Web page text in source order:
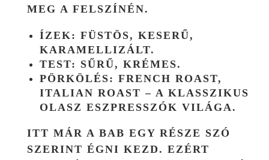
MEG A FELSZÍNÉN.
ÍZEK: FÜSTÖS, KESERŰ,
KARAMELLIZÁLT.
TEST: SŰRŰ, KRÉMES.
PÖRKÖLÉS: FRENCH ROAST,
ITALIAN ROAST – A KLASSZIKUS
OLASZ ESZPRESSZÓK VILÁGA.
ITT MÁR A BAB EGY RÉSZE SZÓ
SZERINT ÉGNI KEZD. EZÉRT